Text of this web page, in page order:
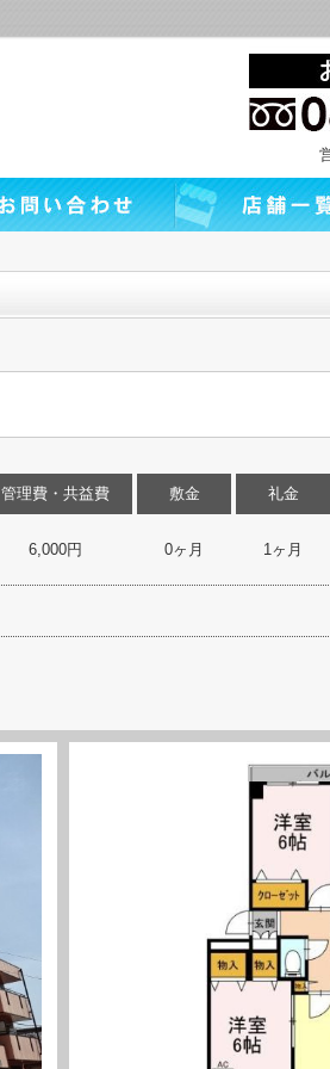
管理費・共益費
6,000円
敷金
0ヶ月
礼金
1ヶ月